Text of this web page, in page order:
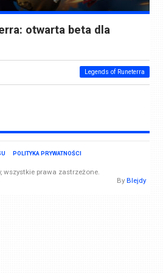
otwarta beta dla
Legends of Runeterra
POLITYKA PRYWATNOŚCI
wszystkie prawa zastrzeżone.
By Blejdy